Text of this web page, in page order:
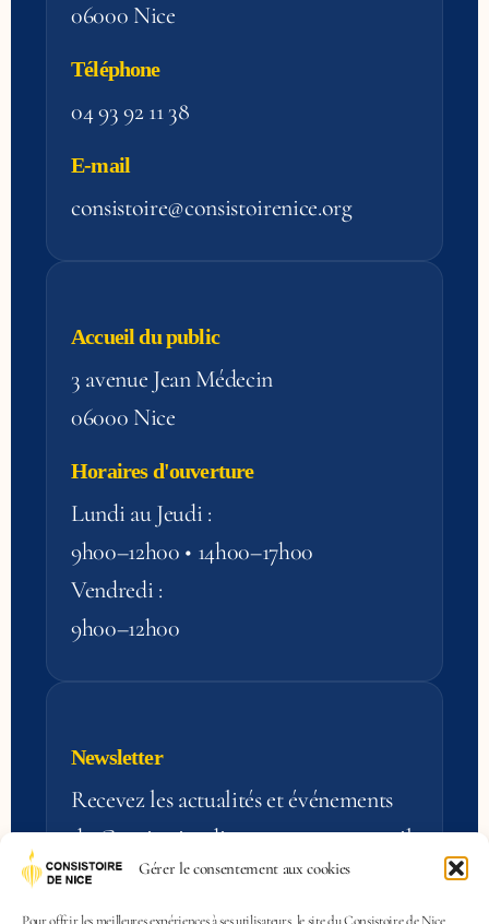
Gérer le consentement aux cookies
06000 Nice
Téléphone
04 93 92 11 38
E-mail
consistoire@consistoirenice.org
Accueil du public
3 avenue Jean Médecin
06000 Nice
Horaires d'ouverture
Lundi au Jeudi :
9h00–12h00 • 14h00–17h00
Vendredi :
9h00–12h00
Newsletter
Recevez les actualités et événements
du Consistoire directement par e‑mail.
S'inscrire